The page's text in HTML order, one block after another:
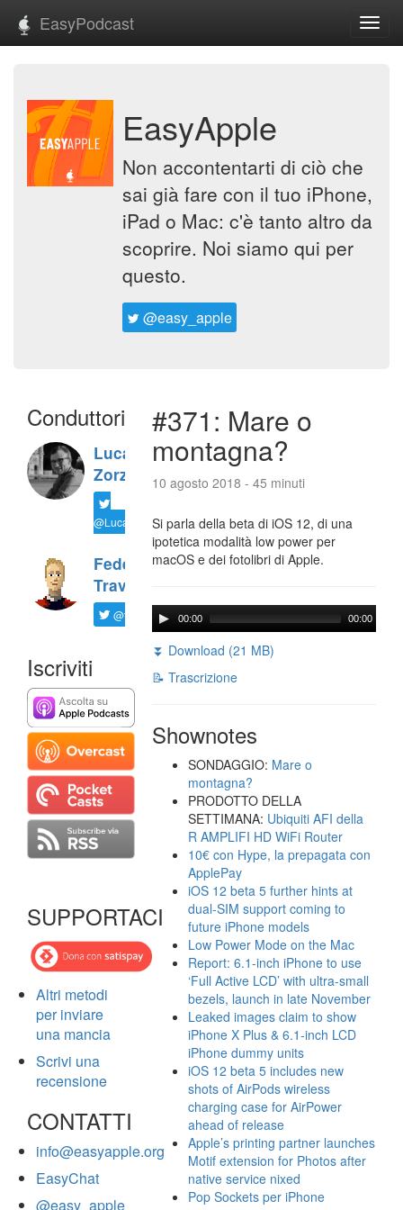
EasyPodcast
EasyApple
Non accontentarti di ciò che
sai già fare con il tuo iPhone,
iPad o Mac: c'è tanto altro da
scoprire. Noi siamo qui per
questo.
@easy_apple
Conduttori
Luca
Zorzi
@LucaTNT
Federico
Travaini
@ftrava
Iscriviti
SUPPORTACI
Altri metodi
per inviare
una mancia
Scrivi una
recensione
CONTATTI
info@easyapple.org
EasyChat
@easy_apple
#371: Mare o
montagna?
10 agosto 2018 - 45 minuti
Si parla della beta di iOS 12, di una
ipotetica modalità low power per
macOS e dei fotolibri di Apple.
00:00 00:00
⏬ Download (21 MB)
📝 Trascrizione
Shownotes
SONDAGGIO: Mare o
montagna?
PRODOTTO DELLA
SETTIMANA: Ubiquiti AFI della
R AMPLIFI HD WiFi Router
10€ con Hype, la prepagata con
ApplePay
iOS 12 beta 5 further hints at
dual-SIM support coming to
future iPhone models
Low Power Mode on the Mac
Report: 6.1-inch iPhone to use
‘Full Active LCD’ with ultra-small
bezels, launch in late November
Leaked images claim to show
iPhone X Plus & 6.1-inch LCD
iPhone dummy units
iOS 12 beta 5 includes new
shots of AirPods wireless
charging case for AirPower
ahead of release
Apple’s printing partner launches
Motif extension for Photos after
native service nixed
Pop Sockets per iPhone